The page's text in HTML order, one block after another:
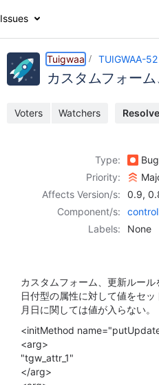
Issues
Tuigwaa TUIGWAA-52
カスタムフォー
Voters Watchers
Type: Bug
Priority:
Affects Version/s:
0.9,
Component/s:
Labels:
None
カスタムフォーム、更新ルール
日付型の属性に対して値をセ
月日に関しては値が入らない。
<initMethod
<arg>
"tgw_attr_1"
</arg>